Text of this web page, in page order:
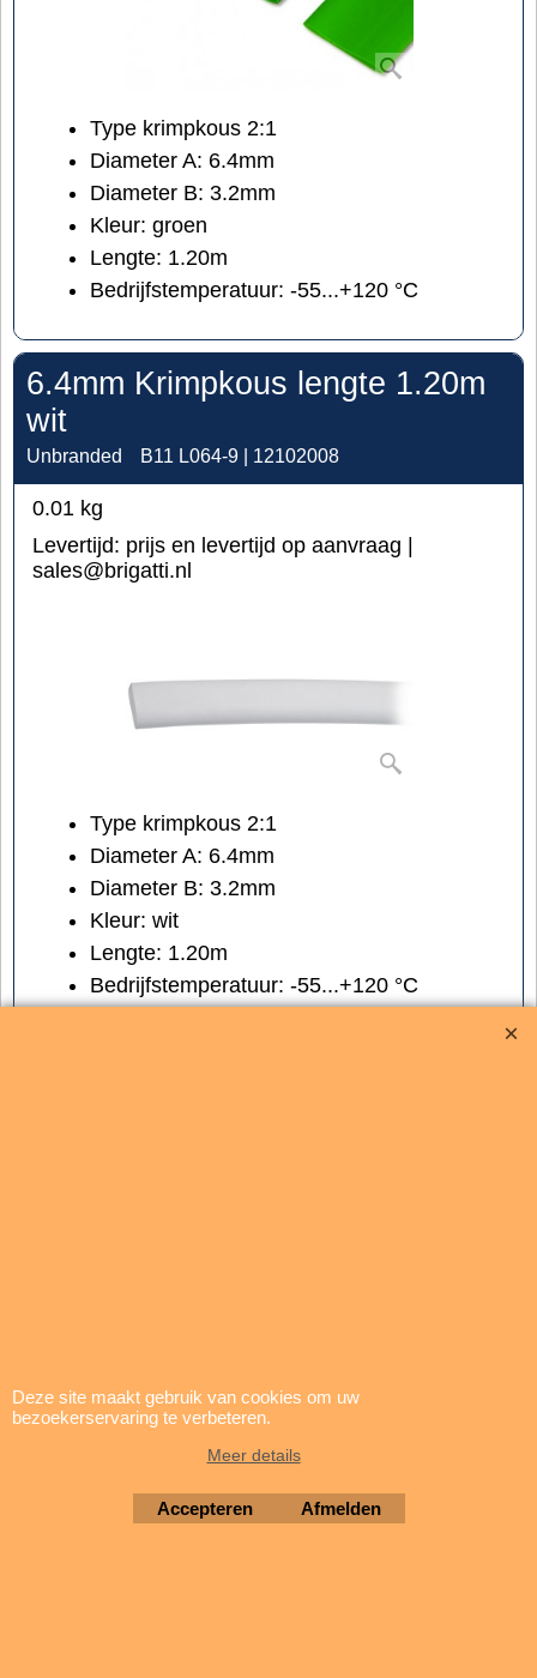
Type krimpkous 2:1
Diameter A: 6.4mm
Diameter B: 3.2mm
Kleur: groen
Lengte: 1.20m
Bedrijfstemperatuur: -55...+120 °C
6.4mm Krimpkous lengte 1.20m
wit
Unbranded B11 L064-9 | 12102008
0.01 kg
Levertijd: prijs en levertijd op aanvraag |
sales@brigatti.nl
Type krimpkous 2:1
Diameter A: 6.4mm
Diameter B: 3.2mm
Kleur: wit
Lengte: 1.20m
Bedrijfstemperatuur: -55...+120 °C
Type krimpkous 2:1
Deze site maakt gebruik van cookies om uw
bezoekerservaring te verbeteren.
Meer details
Accepteren Afmelden